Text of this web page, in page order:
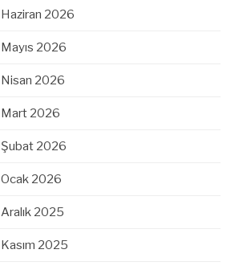
Haziran 2026
Mayıs 2026
Nisan 2026
Mart 2026
Şubat 2026
Ocak 2026
Aralık 2025
Kasım 2025